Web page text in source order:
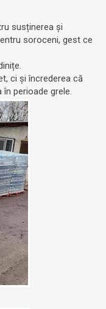
susținerea și
soroceni, gest ce
ci și încrederea că
perioade grele.